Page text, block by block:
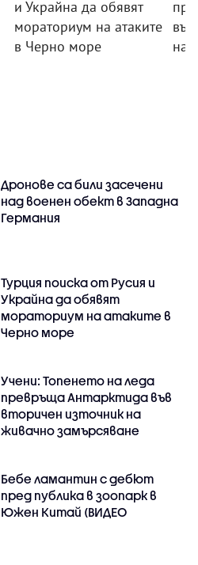
и Украйна да обявят
мораториум на атаките
в Черно море
на
Дронове са били засечени
над военен обект в Западна
Германия
Турция поиска от Русия и
Украйна да обявят
мораториум на атаките в
Черно море
Учени: Топенето на леда
превръща Антарктида във
вторичен източник на
живачно замърсяване
Бебе ламантин с дебют
пред публика в зоопарк в
Южен Китай (ВИДЕО